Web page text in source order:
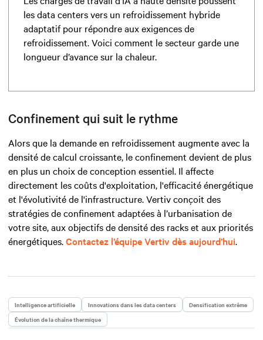
les data centers vers un refroidissement hybride
adaptatif pour répondre aux exigences de
refroidissement. Voici comment le secteur garde une
longueur d’avance sur la chaleur.
Confinement qui suit le rythme
Alors que la demande en refroidissement augmente avec la
densité de calcul croissante, le confinement devient de plus
en plus un choix de conception essentiel. Il affecte
directement les coûts d'exploitation, l'efficacité énergétique
et l'évolutivité de l'infrastructure. Vertiv conçoit des
stratégies de confinement adaptées à l’urbanisation de
votre site, aux objectifs de densité des racks et aux priorités
énergétiques.Contactez l’équipe Vertiv dès aujourd’hui.
Intelligence artificielle Innovations dans les data centers
Densification extrême
Évolution de la chaîne thermique